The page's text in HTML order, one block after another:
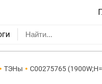
ТЭНы C00275765